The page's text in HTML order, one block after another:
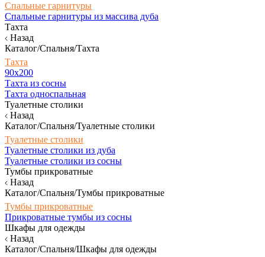
Спальные гарнитуры
Спальные гарнитуры из массива дуба
Тахта
Назад
Каталог/Спальня/Тахта
Тахта
90х200
Тахта из сосны
Тахта односпальная
Туалетные столики
Назад
Каталог/Спальня/Туалетные столики
Туалетные столики
Туалетные столики из дуба
Туалетные столики из сосны
Тумбы прикроватные
Назад
Каталог/Спальня/Тумбы прикроватные
Тумбы прикроватные
Прикроватные тумбы из сосны
Шкафы для одежды
Назад
Каталог/Спальня/Шкафы для одежды